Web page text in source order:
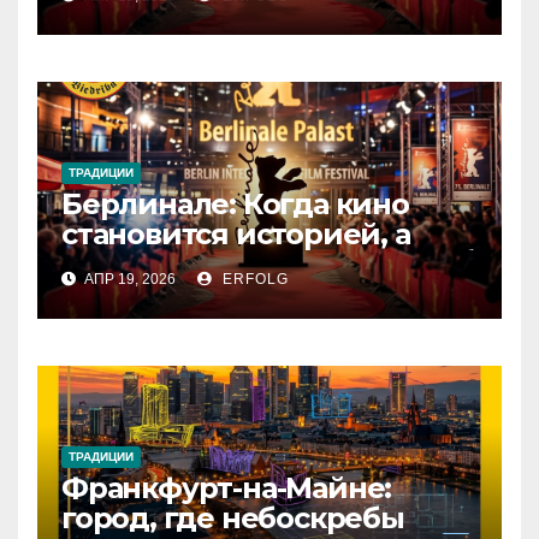
ТРАДИЦИИ
Берлинале: Когда кино
становится историей, а
зритель — частью магии!
АПР 19, 2026 ERFOLG
ТРАДИЦИИ
Франкфурт-на-Майне:
город, где небоскребы